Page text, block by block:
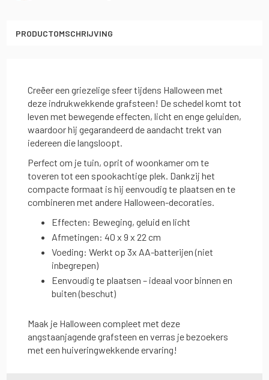
PRODUCTOMSCHRIJVING
Creëer een griezelige sfeer tijdens Halloween met
deze indrukwekkende grafsteen! De schedel komt tot
leven met bewegende effecten, licht en enge geluiden,
waardoor hij gegarandeerd de aandacht trekt van
iedereen die langsloopt.
Perfect om je tuin, oprit of woonkamer om te
toveren tot een spookachtige plek. Dankzij het
compacte formaat is hij eenvoudig te plaatsen en te
combineren met andere Halloween-decoraties.
Effecten: Beweging, geluid en licht
Afmetingen: 40 x 9 x 22 cm
Voeding: Werkt op 3x AA-batterijen (niet
inbegrepen)
Eenvoudig te plaatsen – ideaal voor binnen en
buiten (beschut)
Maak je Halloween compleet met deze
angstaanjagende grafsteen en verras je bezoekers
met een huiveringwekkende ervaring!